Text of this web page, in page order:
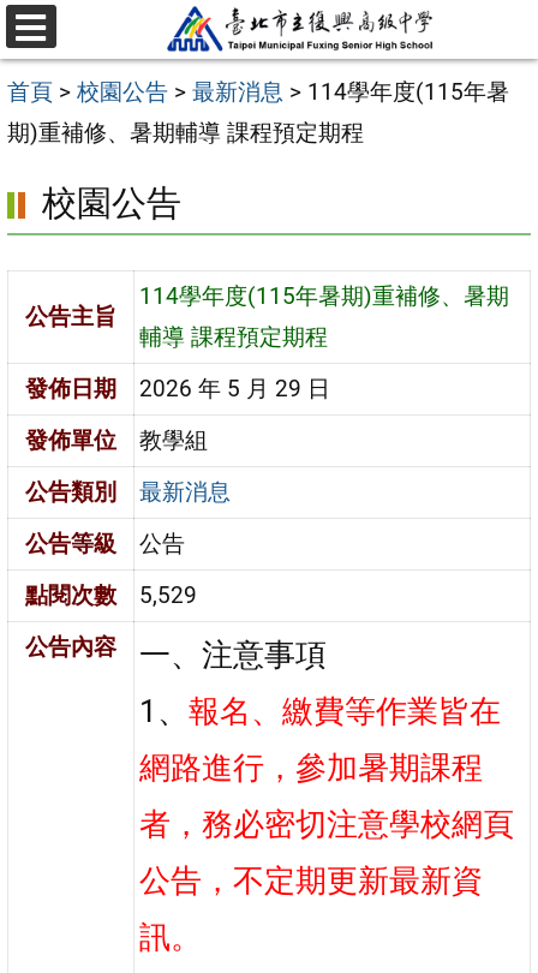
跳
至
主
要
容
區
選
單
首頁 > 校園公告 > 最新消息 > 114學年度(115年暑
期)重補修、暑期輔導 課程預定期程
校園公告
公告主旨
114學年度(115年暑期)重補修、暑期
輔導 課程預定期程
發佈日期
2026 年 5 月 29 日
發佈單位
教學組
公告類別
最新消息
公告等級
公告
點閱次數
5,529
公告內容
一、注意事項
1、報名、繳費等作業皆在
網路進行，參加暑期課程
者，務必密切注意學校網頁
公告，不定期更新最新資
訊。